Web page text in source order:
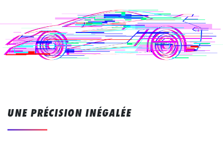
UNE PRÉCISION INÉGALÉE